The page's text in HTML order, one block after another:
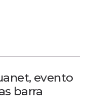
evento
barra